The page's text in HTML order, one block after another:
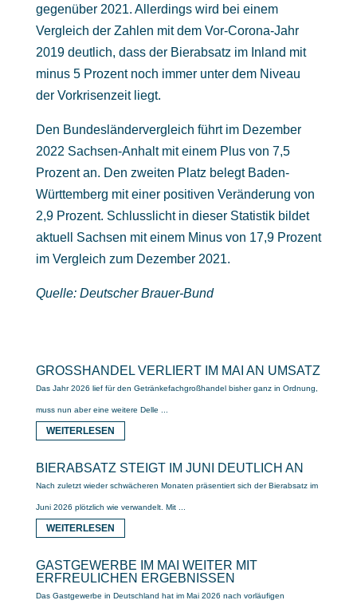
gegenüber 2021. Allerdings wird bei einem
Vergleich der Zahlen mit dem Vor-Corona-Jahr
2019 deutlich, dass der Bierabsatz im Inland mit
minus 5 Prozent noch immer unter dem Niveau
der Vorkrisenzeit liegt.
Den Bundesländervergleich führt im Dezember
2022 Sachsen-Anhalt mit einem Plus von 7,5
Prozent an. Den zweiten Platz belegt Baden-
Württemberg mit einer positiven Veränderung von
2,9 Prozent. Schlusslicht in dieser Statistik bildet
aktuell Sachsen mit einem Minus von 17,9 Prozent
im Vergleich zum Dezember 2021.
Quelle: Deutscher Brauer-Bund
GROSSHANDEL VERLIERT IM MAI AN UMSATZ
Das Jahr 2026 lief für den Getränkefachgroßhandel bisher ganz in Ordnung,
muss nun aber eine weitere Delle ...
WEITERLESEN
BIERABSATZ STEIGT IM JUNI DEUTLICH AN
Nach zuletzt wieder schwächeren Monaten präsentiert sich der Bierabsatz im
Juni 2026 plötzlich wie verwandelt. Mit ...
WEITERLESEN
GASTGEWERBE IM MAI WEITER MIT
ERFREULICHEN ERGEBNISSEN
Das Gastgewerbe in Deutschland hat im Mai 2026 nach vorläufigen